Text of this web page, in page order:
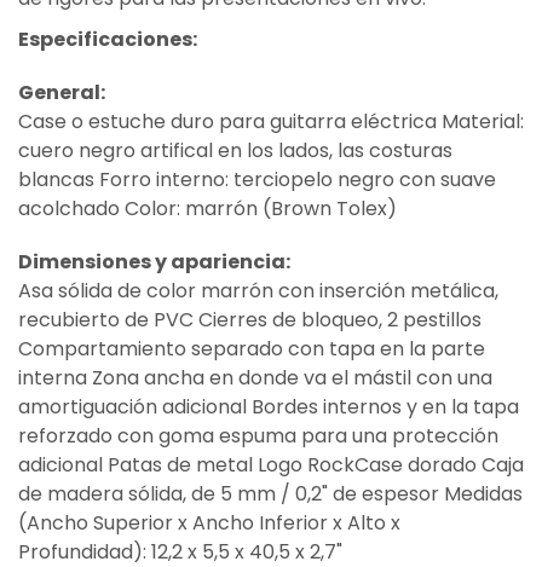
Especificaciones:
General:
Case o estuche duro para guitarra eléctrica Material:
cuero negro artifical en los lados, las costuras
blancas Forro interno: terciopelo negro con suave
acolchado Color: marrón (Brown Tolex)
Dimensiones y apariencia:
Asa sólida de color marrón con inserción metálica,
recubierto de PVC Cierres de bloqueo, 2 pestillos
Compartamiento separado con tapa en la parte
interna Zona ancha en donde va el mástil con una
amortiguación adicional Bordes internos y en la tapa
reforzado con goma espuma para una protección
adicional Patas de metal Logo RockCase dorado Caja
de madera sólida, de 5 mm / 0,2" de espesor Medidas
(Ancho Superior x Ancho Inferior x Alto x
Profundidad): 12,2 x 5,5 x 40,5 x 2,7"